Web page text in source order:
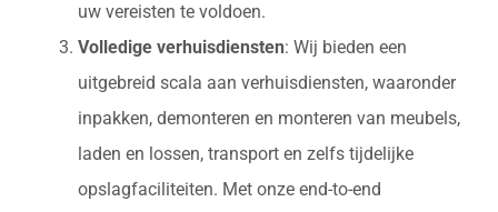
uw vereisten te voldoen.
Volledige verhuisdiensten: Wij bieden een
uitgebreid scala aan verhuisdiensten, waaronder
inpakken, demonteren en monteren van meubels,
laden en lossen, transport en zelfs tijdelijke
opslagfaciliteiten. Met onze end-to-end